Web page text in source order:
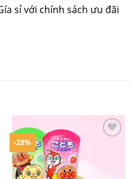
sỉ với chính sách ưu đãi
-28%